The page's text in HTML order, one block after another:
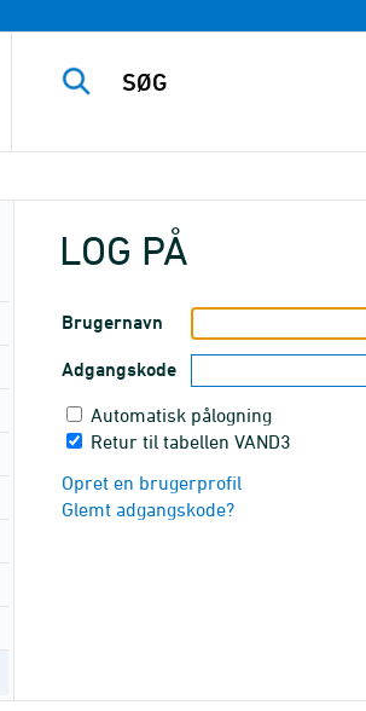
LOG PÅ
Brugernavn
Adgangskode
Automatisk pålogning
Retur til tabellen VAND3
Opret en brugerprofil
Glemt adgangskode?